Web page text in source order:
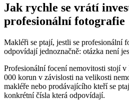
Jak rychle se vrátí
profesionální fotografie
Makléři se ptají, jestli se profesionální
odpovídají jednoznačně: otázka není
Profesionální focení nemovitosti stojí v
000 korun v závislosti na velikosti
makléře nebo prodávajícího kteří se
konkrétní čísla která odpovídají.